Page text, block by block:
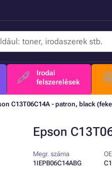
Irodai
felszerelések
C13T06C14A - patron, black
Epson
Megr. száma
1IEPB06C14ABG